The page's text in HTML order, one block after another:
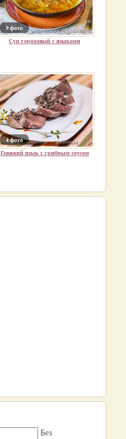
9 фото
Суп гороховый с языками
4 фото
Говяжий язык с грибным соусом
Без